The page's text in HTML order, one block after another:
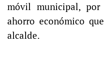
móvil municipal,
ahorro económico
alcalde.